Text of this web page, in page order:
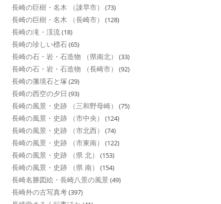
長崎の巨樹・名木 （諌早市） (73)
長崎の巨樹・名木 （長崎市） (128)
長崎の滝・渓流(18)
長崎の珍しい標石(65)
長崎の石・岩・石造物 （県南北） (33)
長崎の石・岩・石造物 （長崎市） (92)
長崎の藩境石と塚 (29)
長崎の西空の夕日 (93)
長崎の風景・史跡 （三和野母崎） (75)
長崎の風景・史跡 （市中央） (124)
長崎の風景・史跡 （市北西） (74)
長崎の風景・史跡 （市東南） (122)
長崎の風景・史跡 （県 北） (153)
長崎の風景・史跡 （県 南） (154)
長崎名勝図絵・長崎八景の風景 (49)
長崎外の古写真考(397)